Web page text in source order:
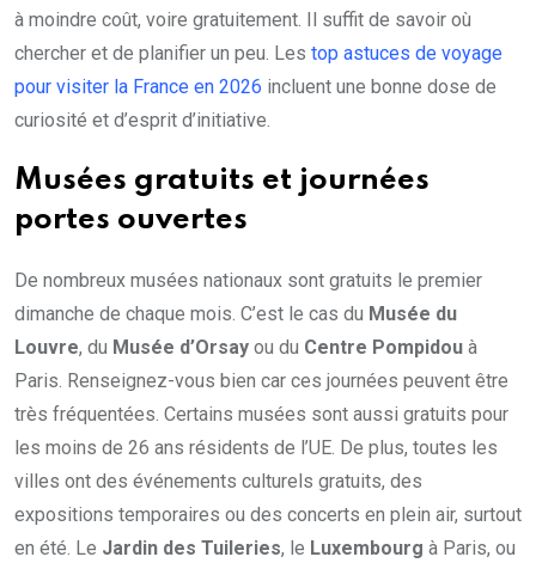
à moindre coût, voire gratuitement. Il suffit de savoir où
chercher et de planifier un peu. Les top astuces de voyage
pour visiter la France en 2026 incluent une bonne dose de
curiosité et d’esprit d’initiative.
Musées gratuits et journées
portes ouvertes
De nombreux musées nationaux sont gratuits le premier
dimanche de chaque mois. C’est le cas du Musée du
Louvre, du Musée d’Orsay ou du Centre Pompidou à
Paris. Renseignez-vous bien car ces journées peuvent être
très fréquentées. Certains musées sont aussi gratuits pour
les moins de 26 ans résidents de l’UE. De plus, toutes les
villes ont des événements culturels gratuits, des
expositions temporaires ou des concerts en plein air, surtout
en été. Le Jardin des Tuileries, le Luxembourg à Paris, ou